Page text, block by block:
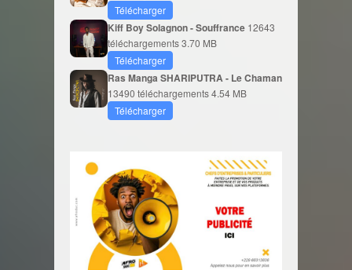
Télécharger
Kiff Boy Solagnon - Souffrance 12643
téléchargements3.70 MB
Télécharger
Ras Manga SHARIPUTRA - Le Chaman
13490 téléchargements4.54 MB
Télécharger